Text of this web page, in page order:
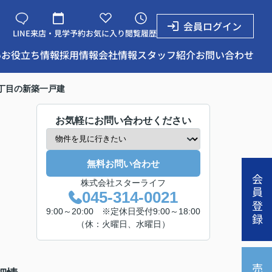
LINE来店・見学予約お気に入り閲覧履歴
会員ログイン
お役立ち情報採用情報会社情報スタッフ紹介お問い合わせ
会員登録
目の新築一戸建
お気軽にお問い合わせください
無料お問い合わせ
株式会社スターライフ
045-314-0021
9:00～20:00 ※定休日受付9:00～18:00
（休：火曜日、水曜日）